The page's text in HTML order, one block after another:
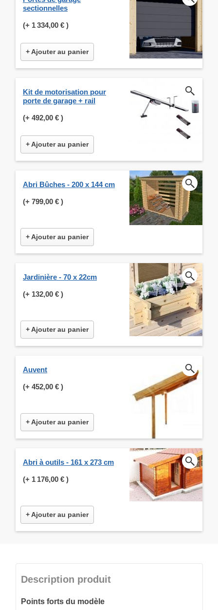
sectionnelles
(+ 1 334,00 € )
+ Ajouter au panier
Kit de motorisation pour
porte de garage + rail
(+ 492,00 € )
+ Ajouter au panier
Abri Bûches - 200 x 144 cm
(+ 799,00 € )
+ Ajouter au panier
Jardinière - 70 x 22cm
(+ 132,00 € )
+ Ajouter au panier
Auvent
(+ 452,00 € )
+ Ajouter au panier
Abri à outils - 161 x 273 cm
(+ 1 176,00 € )
+ Ajouter au panier
Description produit
Points forts du modèle